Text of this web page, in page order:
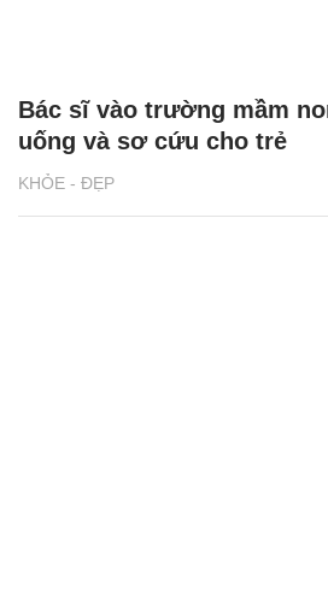
KHỎE - ĐẸP
Bác sĩ vào trường mầm
uống và sơ cứu cho trẻ